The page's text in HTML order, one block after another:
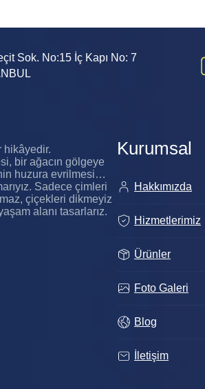
Sok. No:15 İç Kapı No: 7
hikâyedir.
bir ağacın gölgeye
huzura evrilmesi…
Sadece çimleri
çiçekleri dikmeyiz
alanı tasarlarız.
Kurumsal
Hakkımızda
Hizmetlerimiz
Ürünler
Foto Galeri
Blog
İletişim